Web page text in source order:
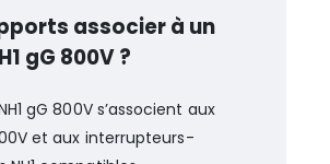
associer à un
gG 800V ?
gG 800V s’associent aux
et aux interrupteurs-